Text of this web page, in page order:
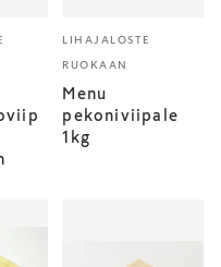
LIHAJALOSTE
RUOKAAN
Menu
pekoniviipale
1kg